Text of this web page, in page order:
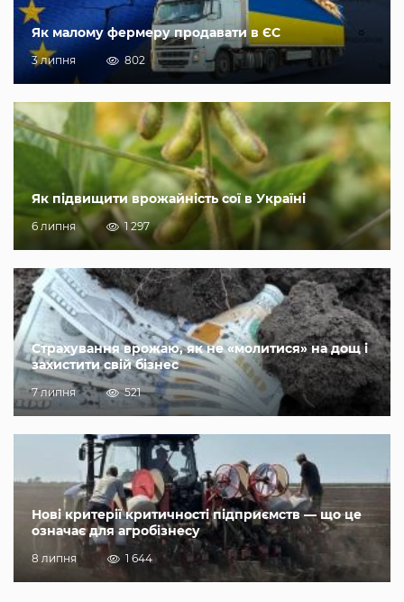
Як малому фермеру продавати в ЄС
3 липня 802
Як підвищити врожайність сої в Україні
6 липня 1 297
Страхування врожаю, як не «молитися» на дощ і
захистити свій бізнес
7 липня 521
Нові критерії критичності підприємств — що це
означає для агробізнесу
8 липня 1 644